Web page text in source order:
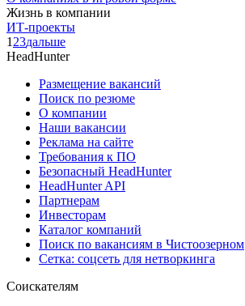
Жизнь в компании
ИТ-проекты
1 23дальше
HeadHunter
Размещение вакансий
Поиск по резюме
О компании
Наши вакансии
Реклама на сайте
Требования к ПО
Безопасный HeadHunter
HeadHunter API
Партнерам
Инвесторам
Каталог компаний
Поиск по вакансиям в Чистоозерном
Сетка: соцсеть для нетворкинга
Соискателям